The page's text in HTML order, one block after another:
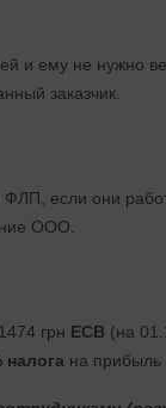
и ему не нужно
заказчик.
если они
ООО.
грн ЕСВ (на
налога на прибыль